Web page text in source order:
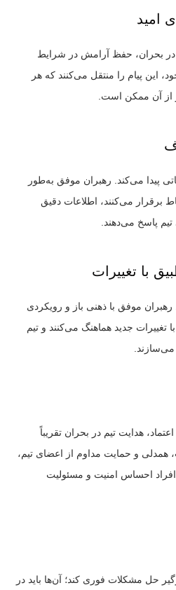
بحران، حفظ آرامش در شرایط
این پیام را منتقل می‌کنند که هر
از آن ممکن است.
پیدا می‌کند. رهبران موفق به‌طور
برقرار می‌کنند، اطلاعات دقیق
پاسخ می‌دهند.
رهبران موفق با ذهنی باز و رویکردی
تغییرات جدید هماهنگ می‌کنند و تیم
می‌سازند.
هدایت تیم در بحران تقریباً
و حمایت مداوم از اعضای تیم،
احساس امنیت و مسئولیت
حل مشکلات فوری کند؛ آن‌ها باید در